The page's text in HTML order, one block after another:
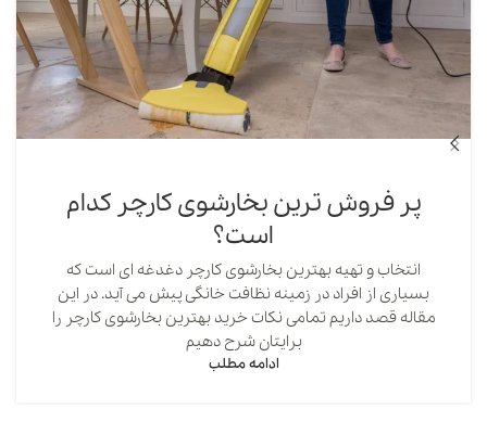
پر فروش ترین بخارشوی کارچر کدام
است؟
انتخاب و تهیه بهترین بخارشوی کارچر دغدغه ای است که
بسیاری از افراد در زمینه نظافت خانگی پیش می آید. در این
مقاله قصد داریم تمامی نکات خرید بهترین بخارشوی کارچر را
برایتان شرح دهیم
ادامه مطلب